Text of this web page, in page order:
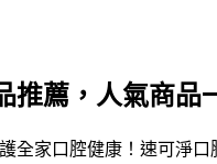
推薦，人氣商品
全家口腔健康！速可淨口